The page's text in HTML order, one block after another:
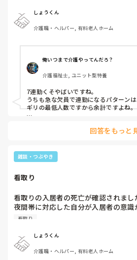
自分のシフトでは7連勤あったり、夜
勤、遅番とあったりで身体が保つか不
し、大丈夫かなって。
介護スタッフ協力しながらみんなで
伝ってくれない看護師…。文句ばか
しょうくん
介護職・ヘルパー, 有料老人ホーム
俺いつまで介護やってんだろ？
介護福祉士, ユニット型特養
7連勤くそやばいですね。
うちも急な欠員で連勤になるパターン
ギリの最低人数ですから余計ですよね。
休んでください。現場は、人がいなけ
す。
事務職などのヘルプはないんですか？
回答をもっと
雑談・つぶやき
看取り
看取りの入居者の死亡が確認されまし
夜間帯に対応した自分が入居者の意
ず、顔色も青白くなり、血圧・脈エ
居者の対応したのが自分だった。
看護師から厳しい注意を受けました。
うな言い方になってるため、責任も
看取り
しょうくん
介護職・ヘルパー, 有料老人ホーム